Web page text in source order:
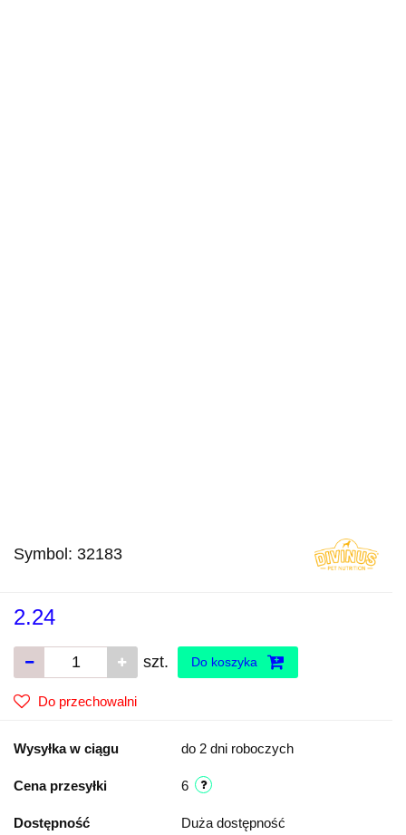
Symbol: 32183
2.24
szt. Do koszyka
Do przechowalni
Wysyłka w ciągu do 2 dni roboczych
Cena przesyłki 6
Dostępność Duża dostępność